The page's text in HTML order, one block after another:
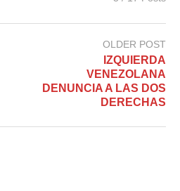
OLDER POST
IZQUIERDA
VENEZOLANA
DENUNCIA A LAS DOS
DERECHAS